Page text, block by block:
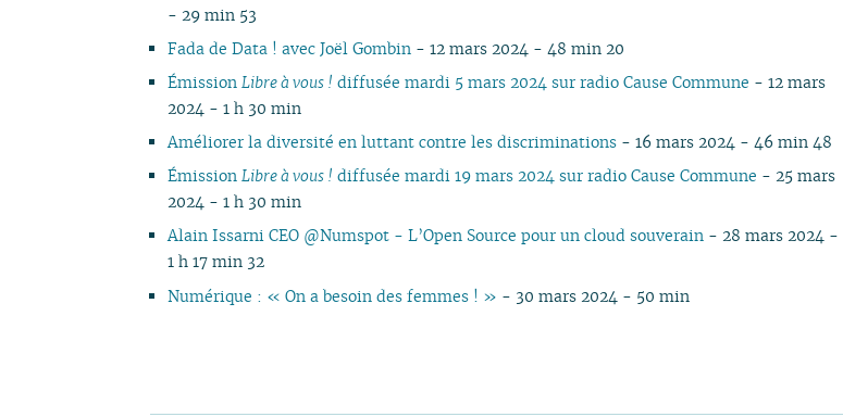
- 29 min 53
Fada de Data ! avec Joël Gombin - 12 mars 2024 - 48 min 20
Émission Libre à vous ! diffusée mardi 5 mars 2024 sur radio Cause Commune - 12 mars
2024 - 1 h 30 min
Améliorer la diversité en luttant contre les discriminations - 16 mars 2024 - 46 min 48
Émission Libre à vous ! diffusée mardi 19 mars 2024 sur radio Cause Commune - 25 mars
2024 - 1 h 30 min
Alain Issarni CEO @Numspot - L’Open Source pour un cloud souverain - 28 mars 2024 -
1 h 17 min 32
Numérique : « On a besoin des femmes ! » - 30 mars 2024 - 50 min